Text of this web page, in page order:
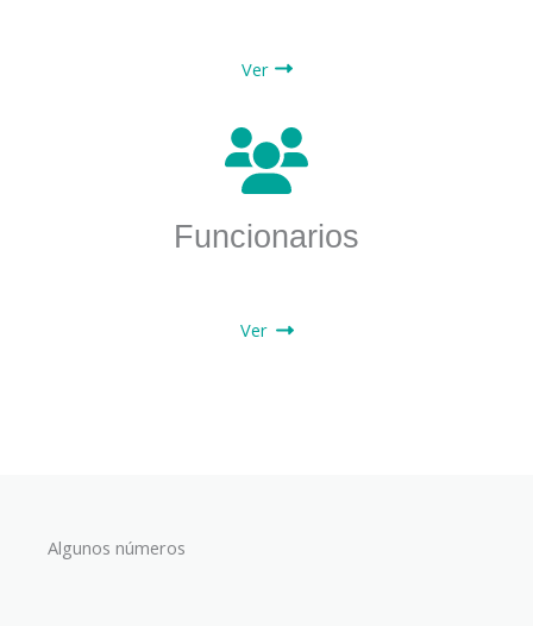
Ver
Funcionarios
Ver
Algunos números​